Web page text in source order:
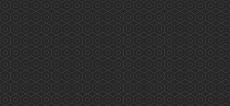
2019施政報告醫療界諮詢會(2019.07.30)
2019施政報告醫療界諮詢會(2019年7月30日) 龐
愛蘭主席代表香港藥學會出席是次諮詢會，以下
是她的發言重點: 因為歷史和不合時宜的法例，
令香港藥劑師不同於外國，專業發揮空間被長期
壓制！身為藥劑師都希望能發揮所長，貢獻社
會，但苦無太多機會。（本地兩間大學藥劑學位
課程均由納稅人資助） 鑒於會上的醫生和護士都
人手短缺，藥劑師是藥物專家，可分擔部分醫療
工...
More